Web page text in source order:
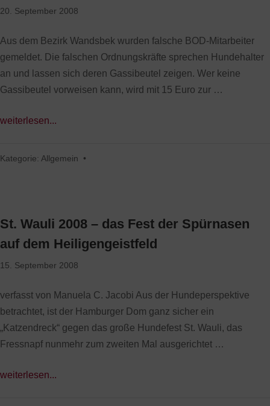
20. September 2008
Aus dem Bezirk Wandsbek wurden falsche BOD-Mitarbeiter
gemeldet. Die falschen Ordnungskräfte sprechen Hundehalter
an und lassen sich deren Gassibeutel zeigen. Wer keine
Gassibeutel vorweisen kann, wird mit 15 Euro zur …
weiterlesen...
Kategorie: Allgemein •
St. Wauli 2008 – das Fest der Spürnasen
auf dem Heiligengeistfeld
15. September 2008
verfasst von Manuela C. Jacobi Aus der Hundeperspektive
betrachtet, ist der Hamburger Dom ganz sicher ein
„Katzendreck“ gegen das große Hundefest St. Wauli, das
Fressnapf nunmehr zum zweiten Mal ausgerichtet …
weiterlesen...